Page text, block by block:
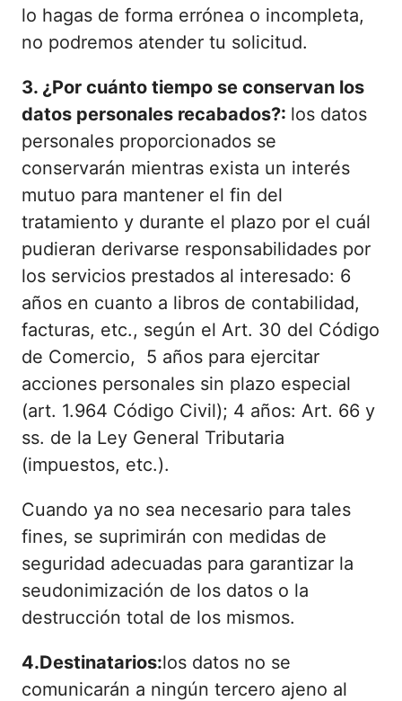
lo hagas de forma errónea o incompleta,
no podremos atender tu solicitud.
3. ¿Por cuánto tiempo se conservan los
datos personales recabados?: los datos
personales proporcionados se
conservarán mientras exista un interés
mutuo para mantener el fin del
tratamiento y durante el plazo por el cuál
pudieran derivarse responsabilidades por
los servicios prestados al interesado: 6
años en cuanto a libros de contabilidad,
facturas, etc., según el Art. 30 del Código
de Comercio, 5 años para ejercitar
acciones personales sin plazo especial
(art. 1.964 Código Civil); 4 años: Art. 66 y
ss. de la Ley General Tributaria
(impuestos, etc.).
Cuando ya no sea necesario para tales
fines, se suprimirán con medidas de
seguridad adecuadas para garantizar la
seudonimización de los datos o la
destrucción total de los mismos.
4.Destinatarios:los datos no se
comunicarán a ningún tercero ajeno al